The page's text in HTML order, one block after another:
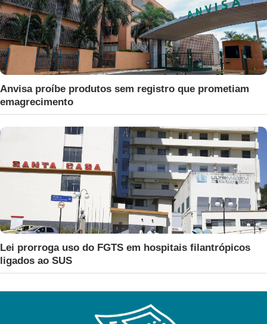
Anvisa proíbe produtos sem registro que prometiam
emagrecimento
Lei prorroga uso do FGTS em hospitais filantrópicos
ligados ao SUS